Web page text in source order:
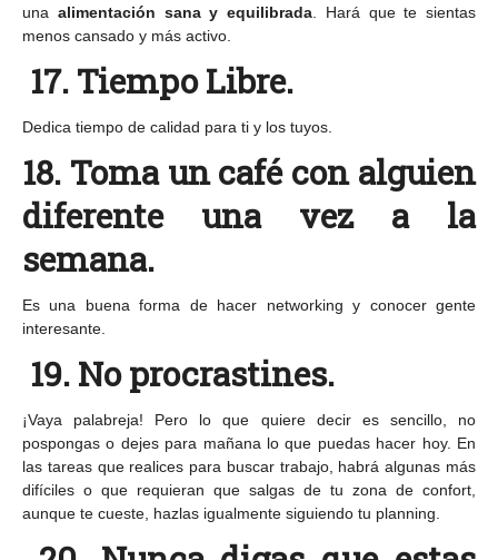
una alimentación sana y equilibrada . Hará que te sientas
menos cansado y más activo.
17. Tiempo Libre.
Dedica tiempo de calidad para ti y los tuyos.
18. Toma un café con alguien
diferente una vez a la
semana.
Es una buena forma de hacer networking y conocer gente
interesante.
19. No procrastines.
¡Vaya palabreja! Pero lo que quiere decir es sencillo, no
pospongas o dejes para mañana lo que puedas hacer hoy. En
las tareas que realices para buscar trabajo, habrá algunas más
difíciles o que requieran que salgas de tu zona de confort,
aunque te cueste, hazlas igualmente siguiendo tu planning.